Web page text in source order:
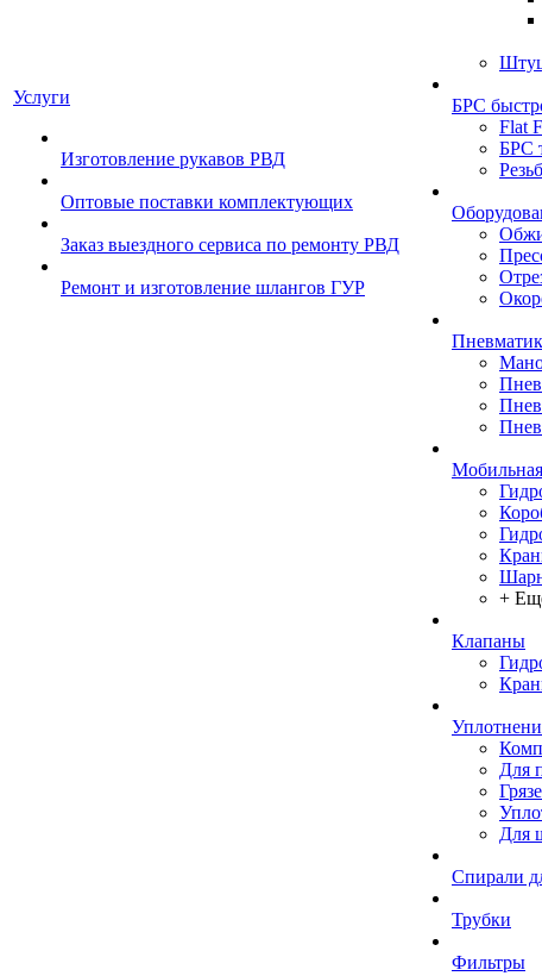
Услуги
Изготовление рукавов РВД
Оптовые поставки комплектующих
Заказ выездного сервиса по ремонту РВД
Ремонт и изготовление шлангов ГУР
БРС
Flat
БРС
+
Клапаны
Для
Для
Спирали
Трубки
Фильтры